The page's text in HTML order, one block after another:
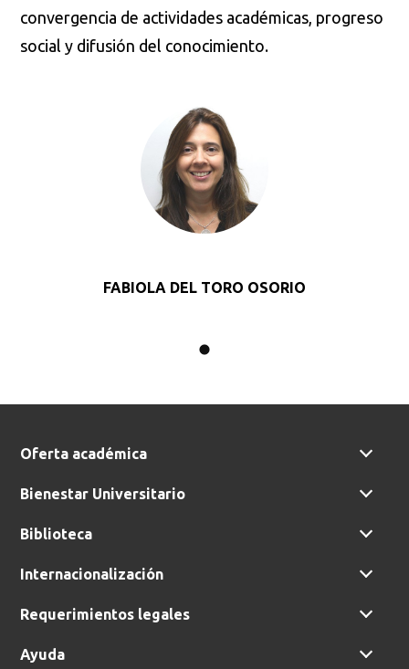
convergencia de actividades académicas, progreso
social y difusión del conocimiento.
FABIOLA DEL TORO OSORIO
Oferta académica
Bienestar Universitario
Biblioteca
Internacionalización
Requerimientos legales
Ayuda